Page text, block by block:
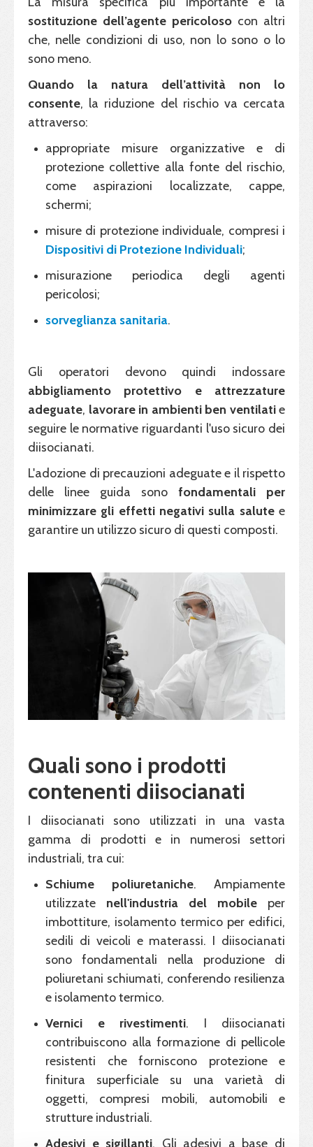
sostituzione dell’agente pericoloso con altri
che, nelle condizioni di uso, non lo sono o lo
sono meno.
Quando la natura dell’attività non lo
consente, la riduzione del rischio va cercata
attraverso:
appropriate misure organizzative e di
protezione collettive alla fonte del rischio,
come aspirazioni localizzate, cappe,
schermi;
misure di protezione individuale, compresi i
Dispositivi di Protezione Individuali;
misurazione periodica degli agenti
pericolosi;
sorveglianza sanitaria.
Gli operatori devono quindi indossare
abbigliamento protettivo e attrezzature
adeguate, lavorare in ambienti ben ventilatie
seguire le normative riguardanti l'uso sicuro dei
diisocianati.
L'adozione di precauzioni adeguate e il rispetto
delle linee guida sono fondamentali per
minimizzare gli effetti negativi sulla salutee
garantire un utilizzo sicuro di questi composti.
Quali sono i prodotti
contenenti diisocianati
I diisocianati sono utilizzati in una vasta
gamma di prodotti e in numerosi settori
industriali, tra cui:
Schiume poliuretaniche. Ampiamente
utilizzate nell'industria del mobile per
imbottiture, isolamento termico per edifici,
sedili di veicoli e materassi. I diisocianati
sono fondamentali nella produzione di
poliuretani schiumati, conferendo resilienza
e isolamento termico.
Vernici e rivestimenti. I diisocianati
contribuiscono alla formazione di pellicole
resistenti che forniscono protezione e
finitura superficiale su una varietà di
oggetti, compresi mobili, automobili e
strutture industriali.
Adesivi e sigillanti. Gli adesivi a base di